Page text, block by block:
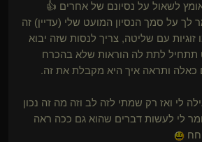
לשאול על נסיונם של אחרים 👍
לך על סמך הנסיון המועט שלי (עדיין) זה
עם שליטה, צריך לנסות שזה יבוא
תתחיל לתת לה הוראות שלא בהכרח
כאלה ותראה איך היא מקבלת את זה.
לי ואז רק שמתי לזה לב וזה מה זה נכון
לי לעשות דברים שהוא גם ככה ראה